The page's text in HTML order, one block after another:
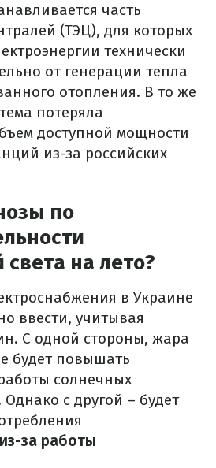
часть
(ТЭЦ), для которых
технически
от генерации тепла
отопления. В то же
потеряла
доступной мощности
из-за российских
по
на лето?
в Украине
ввести, учитывая
С одной стороны, жара
будет повышать
солнечных
с другой – будет
из-за работы